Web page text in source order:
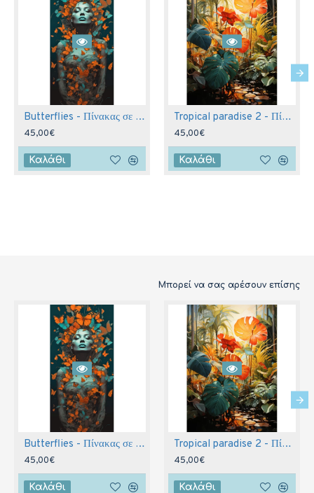
Butterflies - Πίνακας σε καμβά
45,00€
Καλάθι
Tropical paradise 2 - Πίνακας σε καμβά
45,00€
Καλάθι
Μπορεί να σας αρέσουν επίσης
Butterflies - Πίνακας σε καμβά
45,00€
Καλάθι
Tropical paradise 2 - Πίνακας σε καμβά
45,00€
Καλάθι